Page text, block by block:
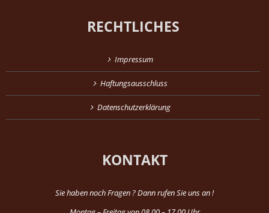
RECHTLICHES
Impressum
Haftungsausschluss
Datenschutzerklärung
KONTAKT
Sie haben noch Fragen ? Dann rufen Sie uns an !